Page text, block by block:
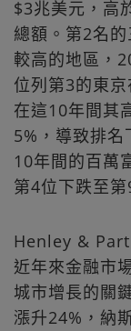
$3兆美元，高
總額。第2名
較高的地區，
位列第3的東
在這10年間其
5%，導致排名
10年間的百萬
第4位下跌至第
Henley &
近年來金融市
城市增長的關
漲升24%，納